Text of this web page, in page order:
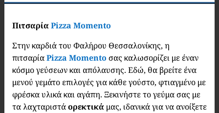
ΠιτσαρίαPizza Momento
Στην καρδιά του Φαλήρου Θεσσαλονίκης, η
πιτσαρίαPizza Momento σας καλωσορίζει με έναν
κόσμο γεύσεων και απόλαυσης. Εδώ, θα βρείτε ένα
μενού γεμάτο επιλογές για κάθε γούστο, φτιαγμένο με
φρέσκα υλικά και αγάπη. Ξεκινήστε το γεύμα σας με
τα λαχταριστάορεκτικάμας, ιδανικά για να ανοίξετε